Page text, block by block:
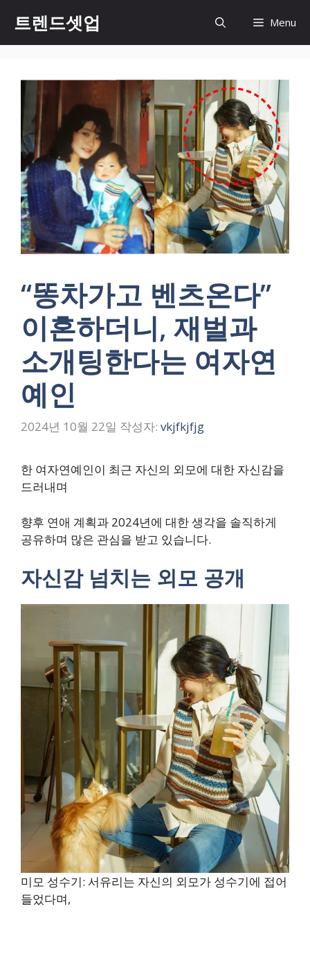
츠
트렌드셋업 Menu
“똥차가고 벤츠온다”
이혼하더니, 재벌과
소개팅한다는 여자연
예인
2024년 10월 22일 작성자: vkjfkjfjg
한 여자연예인이 최근 자신의 외모에 대한 자신감을
드러내며
향후 연애 계획과 2024년에 대한 생각을 솔직하게
공유하며 많은 관심을 받고 있습니다.
자신감 넘치는 외모 공개
미모 성수기: 서유리는 자신의 외모가 성수기에 접어
들었다며,